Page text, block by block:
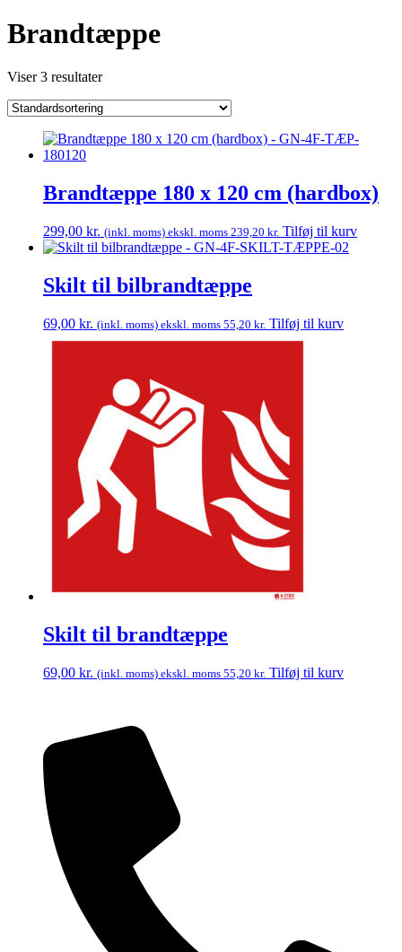
Brandtæppe
Viser 3 resultater
Brandtæppe 180 x 120 cm (hardbox)
299,00 kr. (inkl. moms) ekskl. moms 239,20 kr. Tilføj til kurv
Skilt til bilbrandtæppe
69,00 kr. (inkl. moms) ekskl. moms 55,20 kr. Tilføj til kurv
Skilt til brandtæppe
69,00 kr. (inkl. moms) ekskl. moms 55,20 kr. Tilføj til kurv